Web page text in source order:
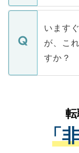
関を公に
に、医療
みを人材
ています。
定を承諾
の辞退の
個人情報
で、ご安
などで収
ご本人の
支援を目
ているす
は、個人
管理基準
る、プラ
います
が、こ
すか？
かがいし
経験をま
させてい
ない方に
「